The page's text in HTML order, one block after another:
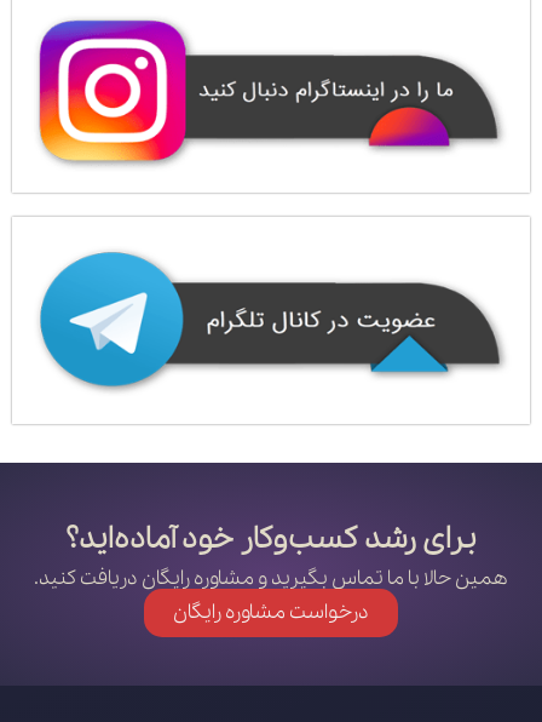
برای رشد کسب‌وکار خود آماده‌اید؟
همین حالا با ما تماس بگیرید و مشاوره رایگان دریافت کنید.
درخواست مشاوره رایگان